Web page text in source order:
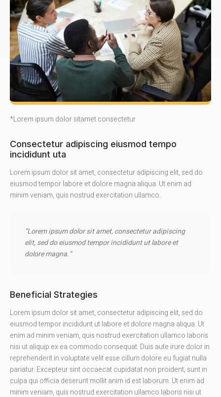
Consectetur adipiscing eiusmod tempo
incididunt uta
Lorem ipsum dolor sit amet, consectetur adipiscing elit, sed do
eiusmod tempor labore et dolore magna aliqua. Ut enim ad
minim veniam, quis nostrud exercitation ullamco.
“Lorem ipsum dolor sit amet, consectetur adipiscing
elit, sed do eiusmod tempor incididunt ut labore et
dolore magna.”
*Lorem ipsum dolor sitamet consectetur
Beneficial Strategies
Lorem ipsum dolor sit amet, consectetur adipiscing elit, sed do
eiusmod tempor incididunt ut labore et dolore magna aliqua. Ut
enim ad minim veniam, quis nostrud exercitation ullamco laboris
nisi ut aliquip ex ea commodo consequat. Duis aute irure dolor in
reprehenderit in voluptate velit esse cillum dolore eu fugiat nulla
pariatur. Excepteur sint occaecat cupidatat non proident, sunt in
culpa qui officia deserunt mollit anim id est laborum. Ut enim ad
minim veniam, quis nostrud exercitation ullamco laboris nisi ut